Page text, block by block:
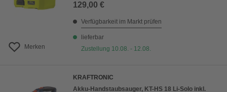
Merken
129,00 €
Verfügbarkeit im Markt prüfen
lieferbar
Zustellung 10.08. - 12.08.
KRAFTRONIC
Akku-Handstaubsauger, KT-HS 18 Li-Solo inkl.